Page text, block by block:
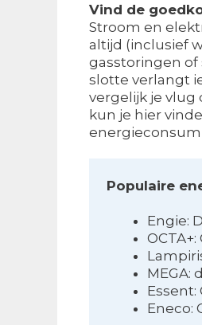
Vind de
Stroom en
altijd (inclusief
gasstoringen of
slotte verlangt
vergelijk je vlug
kun je hier
Populaire
Engie:
MEGA:
Essent:
Eneco: